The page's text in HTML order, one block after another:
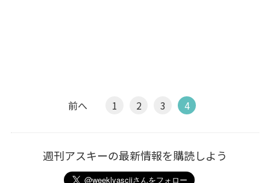
前へ 1 2 3 4
週刊アスキーの最新情報を購読しよう